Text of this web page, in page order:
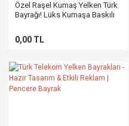
Özel Raşel Kumaş Yelken Türk
Bayrağı! Lüks Kumaşa Baskılı
0,00 TL